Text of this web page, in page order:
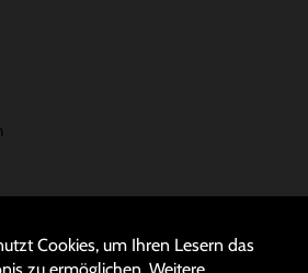
Cookies, um Ihren Lesern das
Auftrag widerrufen